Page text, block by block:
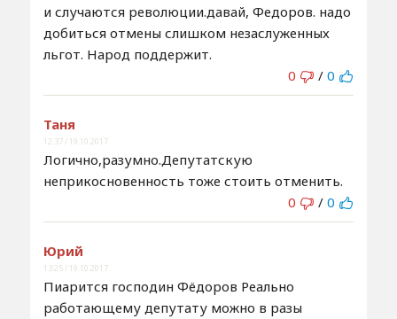
и случаются революции.давай, Федоров. надо
добиться отмены слишком незаслуженных
льгот. Народ поддержит.
0
/ 0
Таня
12:37 / 19.10.2017
Логично,разумно.Депутатскую
неприкосновенность тоже стоить отменить.
0
/ 0
Юрий
13:25 / 19.10.2017
Пиарится господин Фёдоров Реально
работающему депутату можно в разы